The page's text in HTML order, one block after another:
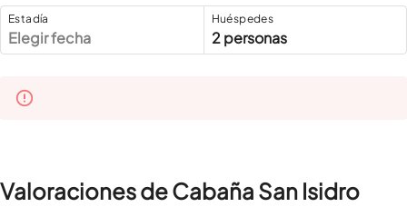
Estadía
Elegir fecha
Huéspedes
2 personas
Valoraciones de Cabaña San Isidro